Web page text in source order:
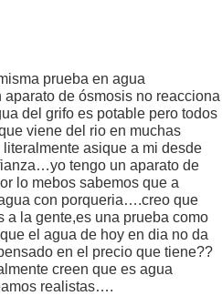
prueba en agua
de ósmosis no reacciona
del grifo es potable pero todos
viene del rio en muchas
asique a mi desde
tengo un aparato de
lo mebos sabemos que a
con porqueria….creo que
a la gente,es una prueba como
el agua de hoy en dia no da
en el precio que tiene??
creen que es agua
realistas….